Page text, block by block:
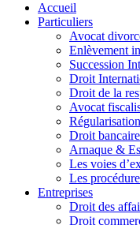
Accueil
Particuliers
Avocat
Enlèvement
Succession
Droit
Droit de la
Avocat
Droit
Arnaque &
Les voies
Les
Entreprises
Droit des
Droit